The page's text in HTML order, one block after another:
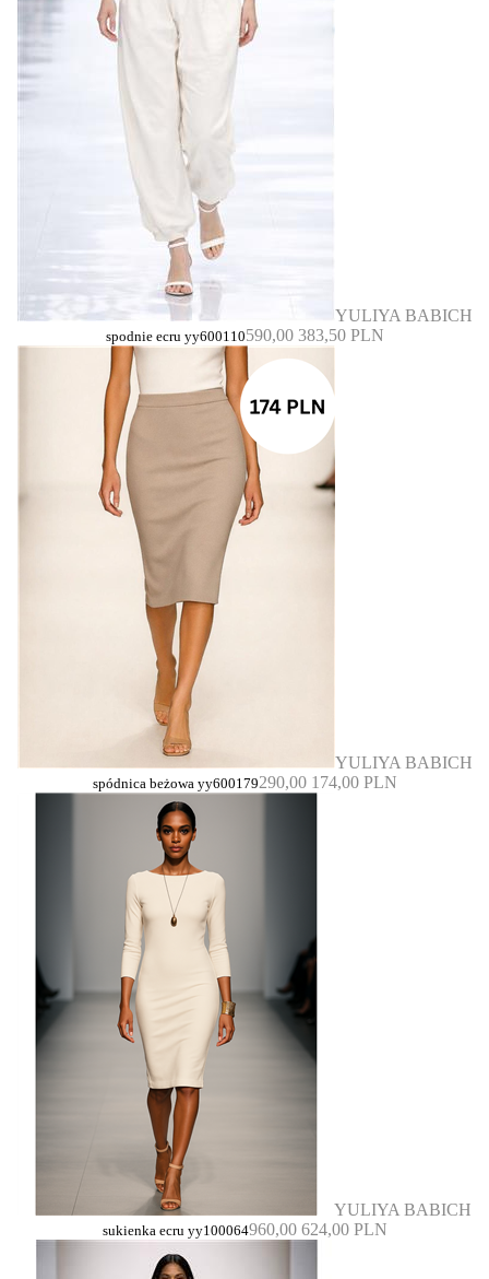
YULIYA BABICH
spodnie ecru yy600110590,00 383,50 PLN
YULIYA BABICH
spódnica beżowa yy600179290,00 174,00 PLN
YULIYA BABICH
sukienka ecru yy100064960,00 624,00 PLN